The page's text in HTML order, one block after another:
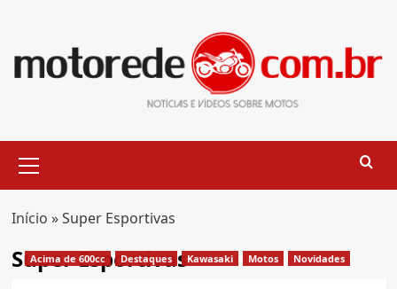
content
Menu
Início »Super Esportivas
Super Esportivas
Acima de 600cc Destaques Kawasaki Motos Novidades